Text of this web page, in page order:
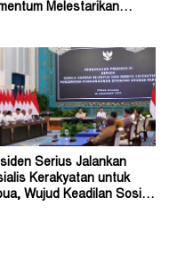
Melestarikan
Serius Jalankan
Kerakyatan untuk
Wujud Keadilan Sosial